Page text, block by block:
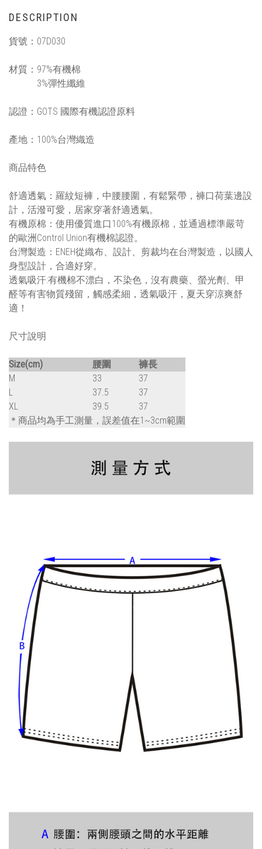
DESCRIPTION
貨號： 07D030
材質：97%有機棉
3%彈性纖維
認證：GOTS 國際有機認證原料
產地：100%台灣織造
商品特色
舒適透氣：羅紋短褲，中腰腰圍，有鬆緊帶，褲口荷葉邊設
計，活潑可愛，居家穿著舒適透氣。
有機原棉：使用優質進口100%有機原棉，並通過標準嚴苛
的歐洲Control Union有機棉認證。
台灣製造：ENEH從織布、設計、剪裁均在台灣製造，以國人
身型設計，合適好穿。
透氣吸汗:有機棉不漂白，不染色，沒有農藥、螢光劑、甲
醛等有害物質殘留，觸感柔細，透氣吸汗，夏天穿涼爽舒
適！
尺寸說明
Size(cm) 腰圍
褲長
M
33
37
L
37.5
37
XL
39.5
37
＊商品均為手工測量，誤差值在1~3cm範圍